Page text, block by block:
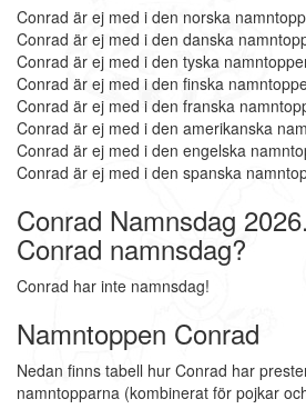
Conrad är ej med i den norska
Conrad är ej med i den danska
Conrad är ej med i den tyska
Conrad är ej med i den finska
Conrad är ej med i den franska
Conrad är ej med i den amerikanska
Conrad är ej med i den engelska
Conrad är ej med i den spanska
Conrad Namnsdag
Conrad namnsdag?
Conrad har inte namnsdag!
Namntoppen Conrad
Nedan finns tabell hur Conrad har
namntopparna (kombinerat för pojkar